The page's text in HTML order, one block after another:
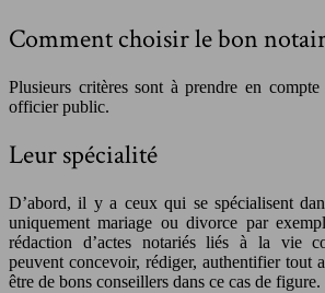
Comment choisir le bon
Plusieurs critères sont à prendre en
officier public.
Leur spécialité
D’abord, il y a ceux qui se spécialisent
uniquement mariage ou divorce par
rédaction d’actes notariés liés à la vie
peuvent concevoir, rédiger, authentifier tout
être de bons conseillers dans ce cas de figure.